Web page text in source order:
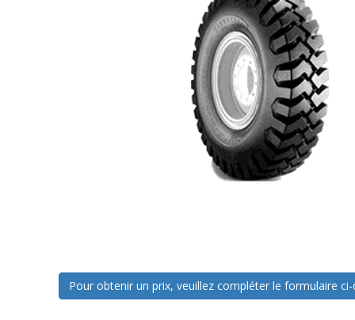
Pour obtenir un prix, veuillez compléter le formulaire